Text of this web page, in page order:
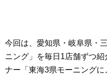
今回は、愛知県・岐阜県・
ニング」を毎日1店舗ずつ
ナー「東海3県モーニング